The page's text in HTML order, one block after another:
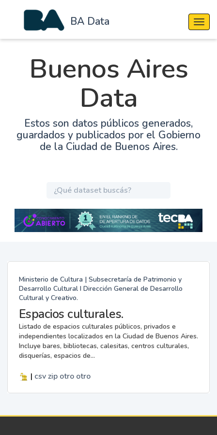
BA Data
Buenos Aires
Data
Estos son datos públicos generados,
guardados y publicados por el Gobierno
de la Ciudad de Buenos Aires.
Ministerio de Cultura | Subsecretaría de Patrimonio y
Desarrollo Cultural I Dirección General de Desarrollo
Cultural y Creativo.
Espacios culturales.
Listado de espacios culturales públicos, privados e
independientes localizados en la Ciudad de Buenos Aires.
Incluye bares, bibliotecas, calesitas, centros culturales,
disquerías, espacios de...
| csv zip otro otro